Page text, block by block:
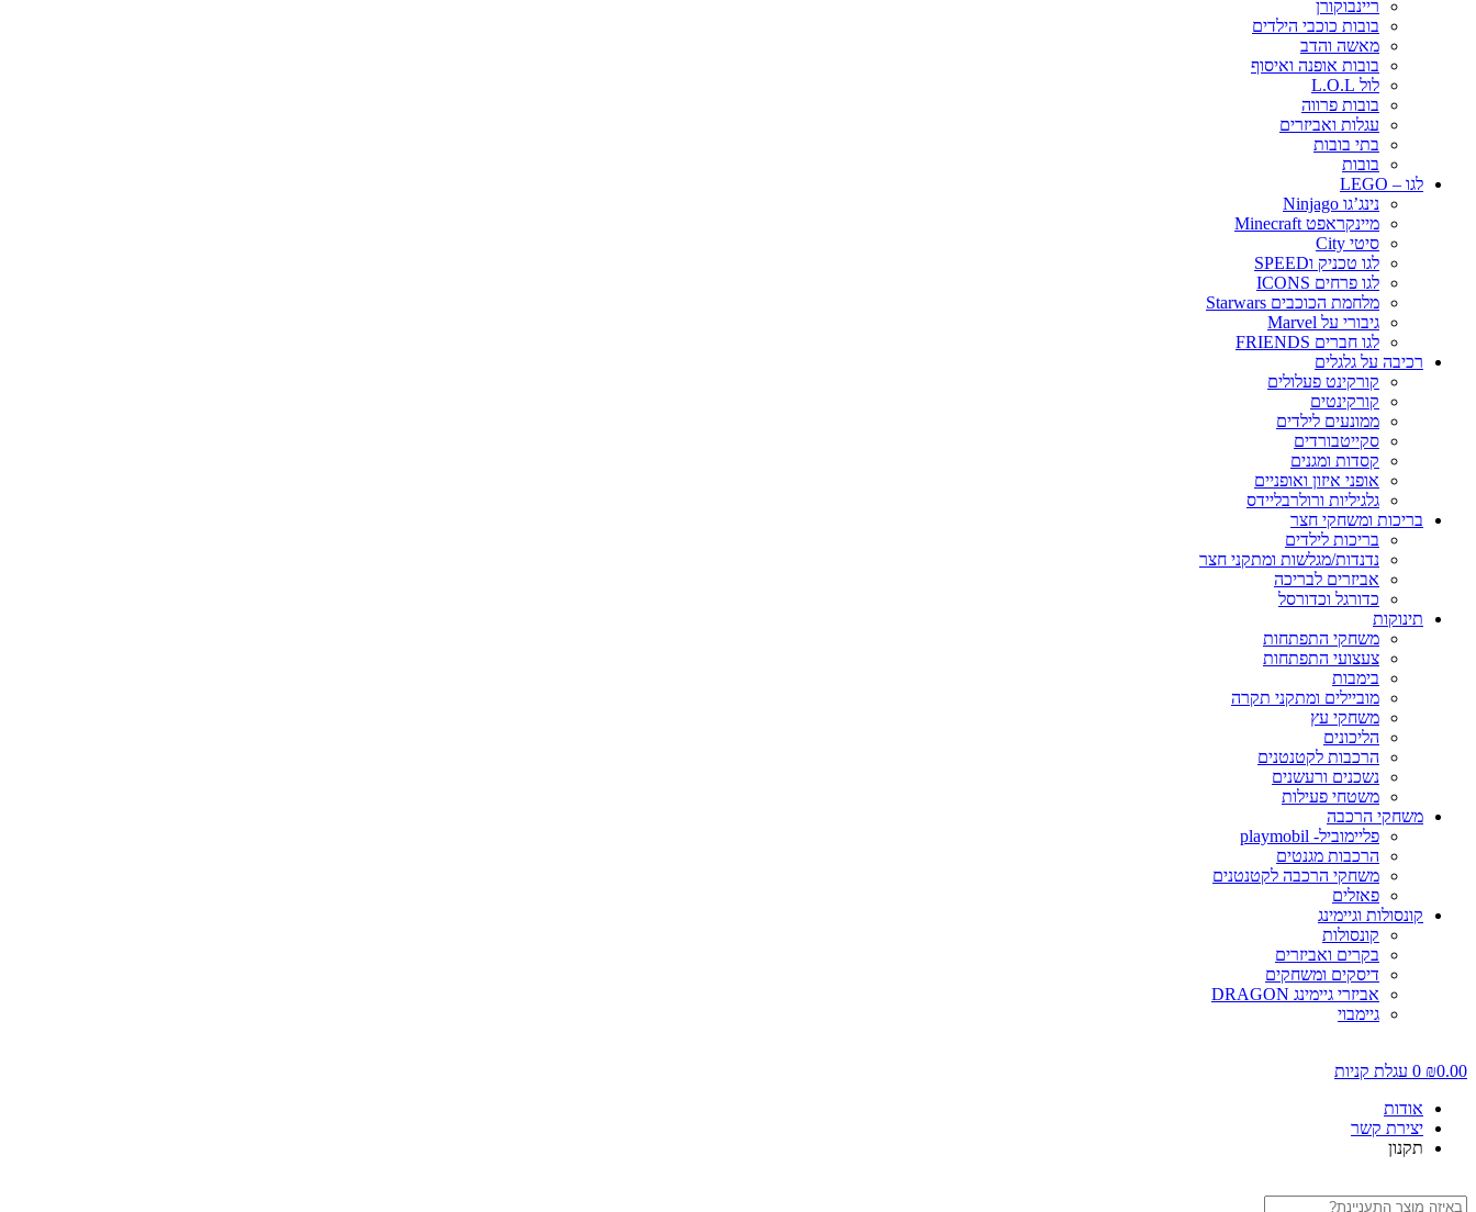
ריינבוקורן
בובות כוכבי הילדים
מאשה והדב
בובות אופנה ואיסוף
לול L.O.L
בובות פרווה
עגלות ואביזרים
בתי בובות
בובות
לגו – LEGO
נינג’גו Ninjago
מיינקראפט Minecraft
סיטי City
לגו טכניק וSPEED
לגו פרחים ICONS
מלחמת הכוכבים Starwars
גיבורי על Marvel
לגו חברים FRIENDS
רכיבה על גלגלים
קורקינט פעלולים
קורקינטים
ממונעים לילדים
סקייטבורדים
קסדות ומגנים
אופני איזון ואופניים
גלגיליות ורולרבליידס
בריכות ומשחקי חצר
בריכות לילדים
נדנדות/מגלשות ומתקני חצר
אביזרים לבריכה
כדורגל וכדורסל
תינוקות
משחקי התפתחות
צעצועי התפתחות
בימבות
מוביילים ומתקני תקרה
משחקי עץ
הליכונים
הרכבות לקטנטנים
נשכנים ורעשנים
משטחי פעילות
משחקי הרכבה
פליימוביל- playmobil
הרכבות מגנטים
משחקי הרכבה לקטנטנים
פאזלים
קונסולות וגיימינג
קונסולות
בקרים ואביזרים
דיסקים ומשחקים
אביזרי גיימינג DRAGON
גיימבוי
₪0.00
0 עגלת קניות
אודות
יצירת קשר
תקנון